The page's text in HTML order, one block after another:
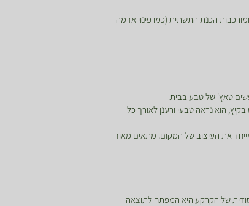
הכנת התשתית (כמו פינוי אדמה
טאץ' של טבע בבית.
הוא נראה טבעי ורענן לאורך כל
את העיצוב של המקום. מתאים מאוד
של הקרקע היא המפתח לתוצאה